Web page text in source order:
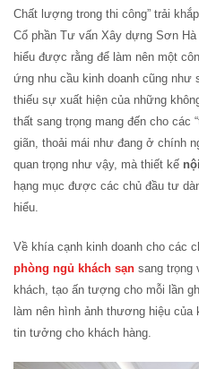
Chất lượng trong thi công” trải
Cổ phần Tư vấn Xây dựng Sơn
hiểu được rằng để làm nên một
ứng nhu cầu kinh doanh cũng như
thiếu sự xuất hiện của những
thất sang trọng mang đến cho các
giãn, thoải mái như đang ở chính
quan trọng như vậy, mà thiết kế
hạng mục được các chủ đầu tư
hiểu.
Về khía cạnh kinh doanh cho các
phòng ngủ khách sạn sang trọng
khách, tạo ấn tượng cho mỗi lần
làm nên hình ảnh thương hiệu
tin tưởng cho khách hàng.